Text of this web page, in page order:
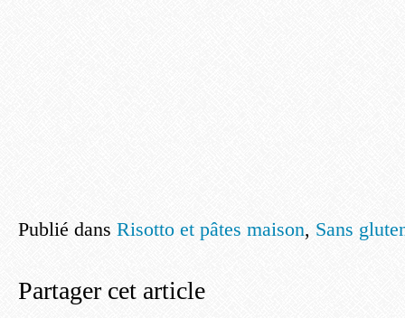
Publié dans Risotto et pâtes maison, Sans
Partager cet article